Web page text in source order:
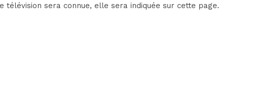
télévision sera connue, elle sera indiquée sur cette page.